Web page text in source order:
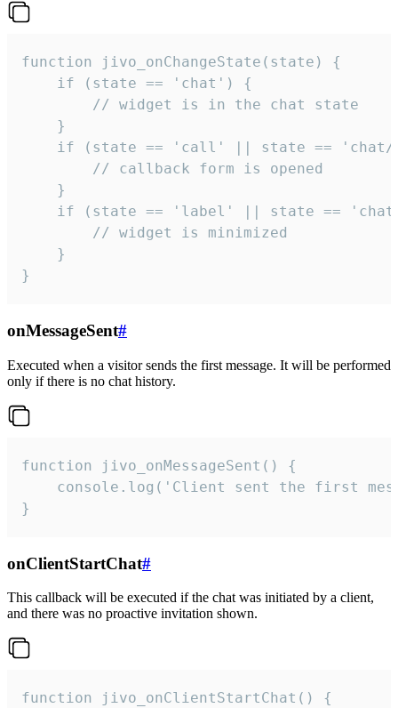
function jivo_onChangeState(state) {
    if (state == 'chat') {
        // widget is in the chat state
    }
if (state == 'call' || state ==
        // callback form is opened
    }
if (state == 'label' || state ==
        // widget is minimized
    }
}
onMessageSent#
Executed when a visitor sends the first message. It will be performed
only if there is no chat history.
function jivo_onMessageSent() {
console.log('Client sent the first
}
onClientStartChat#
This callback will be executed if the chat was initiated by a client,
and there was no proactive invitation shown.
function jivo_onClientStartChat() {